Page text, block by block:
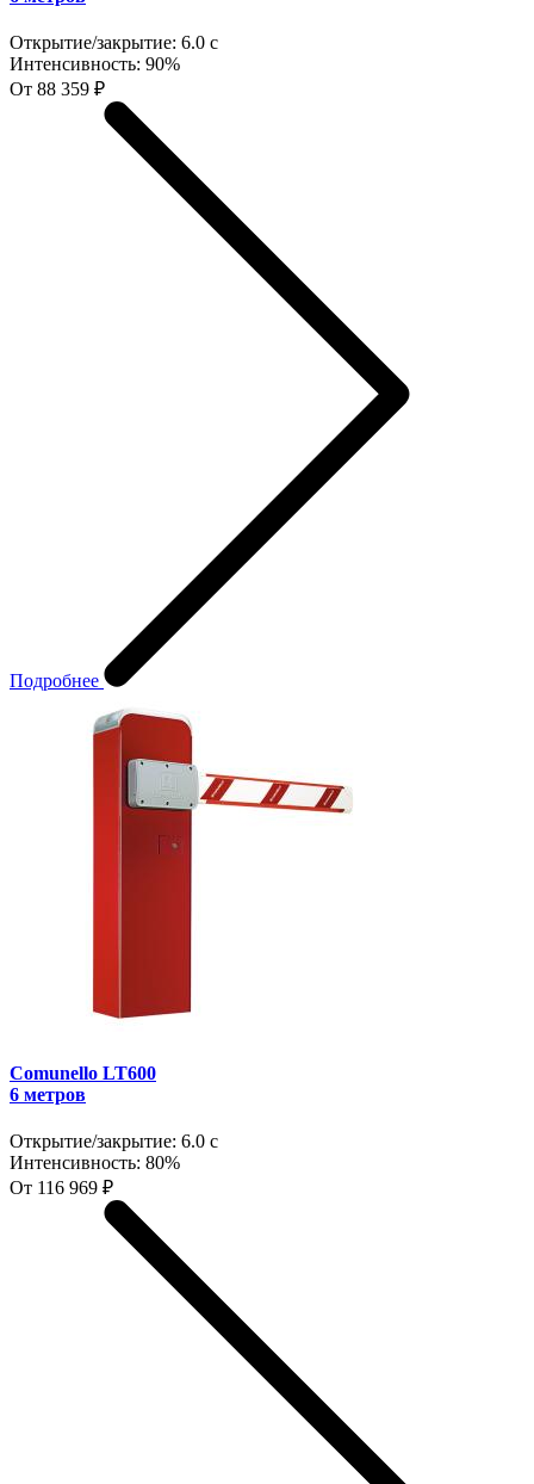
Открытие/закрытие: 6.0 с
Интенсивность: 90%
От 88 359 ₽
Подробнее
Comunello LT600
6 метров
Открытие/закрытие: 6.0 с
Интенсивность: 80%
От 116 969 ₽